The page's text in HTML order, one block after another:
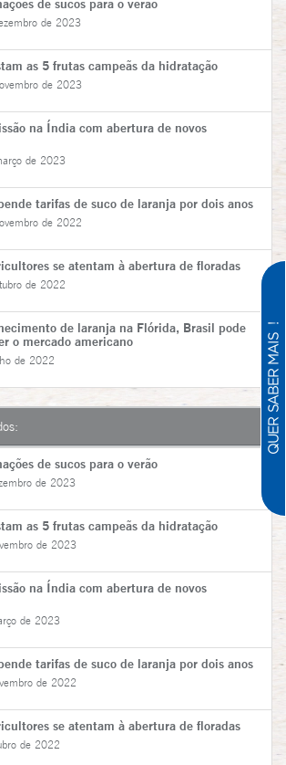
de sucos para o verão
de 2023
as 5 frutas campeãs da hidratação
de 2023
na Índia com abertura de novos
de 2023
tarifas de suco de laranja por dois anos
de 2022
se atentam à abertura de floradas
de 2022
de laranja na Flórida, Brasil pode
o mercado americano
de 2022
de sucos para o verão
de 2023
as 5 frutas campeãs da hidratação
de 2023
na Índia com abertura de novos
de 2023
tarifas de suco de laranja por dois anos
de 2022
se atentam à abertura de floradas
de 2022